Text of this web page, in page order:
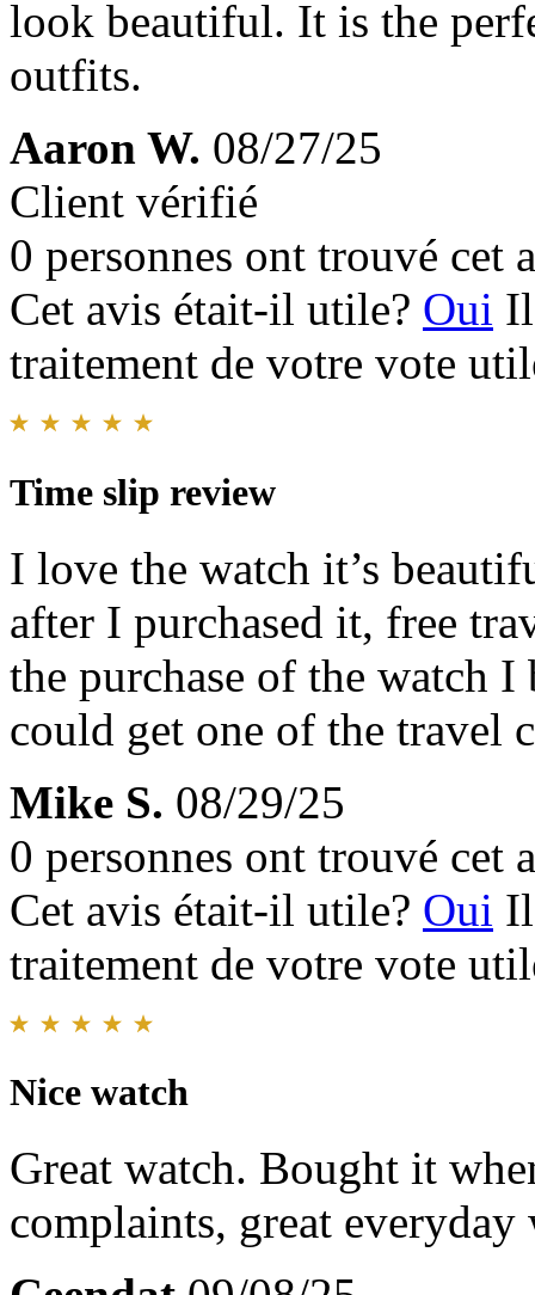
look beautiful. It is the
outfits.
Aaron W. 08/27/25
Client vérifié
0 personnes ont trouvé cet
Cet avis était-il utile? Oui
traitement de votre vote
Time slip review
I love the watch it’s
after I purchased it, free
the purchase of the watch
could get one of the travel
Mike S. 08/29/25
0 personnes ont trouvé cet
Cet avis était-il utile? Oui
traitement de votre vote
Nice watch
Great watch. Bought it
complaints, great everyday